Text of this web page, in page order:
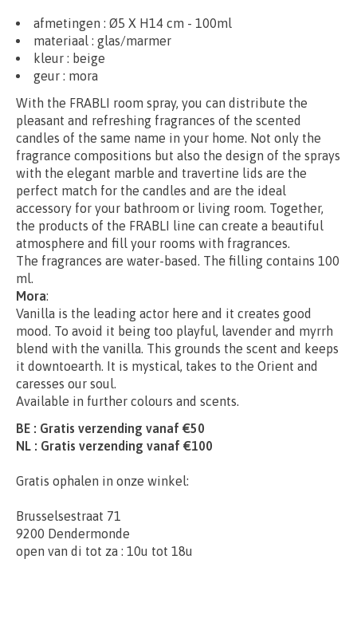
afmetingen : Ø5 X H14 cm - 100ml
materiaal : glas/marmer
kleur : beige
geur : mora
With the FRABLI room spray, you can distribute the
pleasant and refreshing fragrances of the scented
candles of the same name in your home. Not only the
fragrance compositions but also the design of the sprays
with the elegant marble and travertine lids are the
perfect match for the candles and are the ideal
accessory for your bathroom or living room. Together,
the products of the FRABLI line can create a beautiful
atmosphere and fill your rooms with fragrances.
The fragrances are water-based. The filling contains 100
ml.
Mora:
Vanilla is the leading actor here and it creates good
mood. To avoid it being too playful, lavender and myrrh
blend with the vanilla. This grounds the scent and keeps
it downtoearth. It is mystical, takes to the Orient and
caresses our soul.
Available in further colours and scents.
BE : Gratis verzending vanaf €50
NL : Gratis verzending vanaf €100
Gratis ophalen in onze winkel:
Brusselsestraat 71
9200 Dendermonde
open van di tot za : 10u tot 18u